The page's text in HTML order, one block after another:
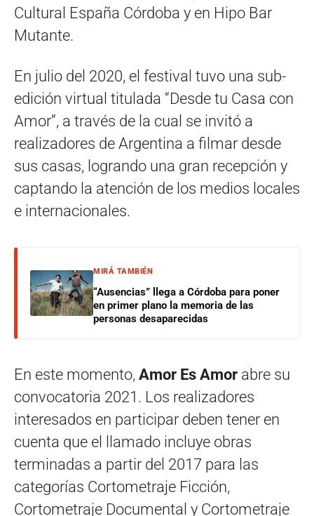
Cultural España Córdoba y en Hipo Bar
Mutante.
En julio del 2020, el festival tuvo una sub-
edición virtual titulada “Desde tu Casa con
Amor”, a través de la cual se invitó a
realizadores de Argentina a filmar desde
sus casas, logrando una gran recepción y
captando la atención de los medios locales
e internacionales.
MIRÁ TAMBIÉN
“Ausencias” llega a Córdoba para poner
en primer plano la memoria de las
personas desaparecidas
En este momento, Amor Es Amor abre su
convocatoria 2021. Los realizadores
interesados en participar deben tener en
cuenta que el llamado incluye obras
terminadas a partir del 2017 para las
categorías Cortometraje Ficción,
Cortometraje Documental y Cortometraje